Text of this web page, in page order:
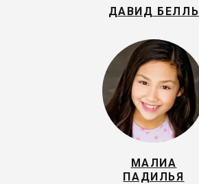
ДАВИД БЕЛЛЬ
МАЛИА
ПАДИЛЬЯ